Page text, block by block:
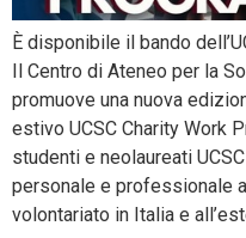
È disponibile il bando
Il Centro di Ateneo per la
promuove una nuova
estivo UCSC Charity Work
studenti e neolaureati
personale e professionale
volontariato in Italia e